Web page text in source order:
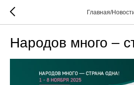
Главная/
Народов много –